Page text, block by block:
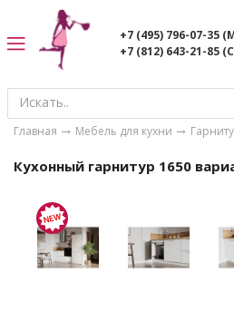
+7 (495) 796-07-35
+7 (812) 643-21-85
Главная Мебель для кухни
Кухонный гарнитур 1650